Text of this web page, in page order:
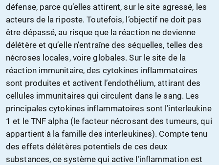
défense, parce qu’elles attirent, sur le site agressé, les
acteurs de la riposte. Toutefois, l’objectif ne doit pas
être dépassé, au risque que la réaction ne devienne
délétère et qu’elle n’entraîne des séquelles, telles des
nécroses locales, voire globales. Sur le site de la
réaction immunitaire, des cytokines inflammatoires
sont produites et activent l’endothélium, attirant des
cellules immunitaires qui circulent dans le sang. Les
principales cytokines inflammatoires sont l’interleukine
1 et le TNF alpha (le facteur nécrosant des tumeurs, qui
appartient à la famille des interleukines). Compte tenu
des effets délétères potentiels de ces deux
substances, ce système qui active l’inflammation est